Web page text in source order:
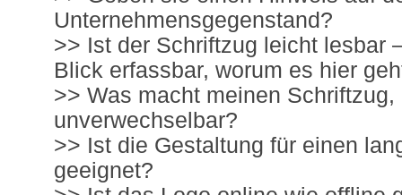
Unternehmensgegenstand?
>> Ist der Schriftzug leicht lesbar
Blick erfassbar, worum es hier
>> Was macht meinen Schriftzug,
unverwechselbar?
>> Ist die Gestaltung für einen
geeignet?